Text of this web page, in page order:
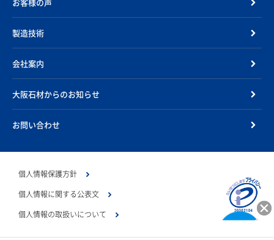
お客様の声
製造技術
会社案内
大阪石材からのお知らせ
お問い合わせ
個人情報保護方針
個人情報に関する公表文
個人情報の取扱いについて